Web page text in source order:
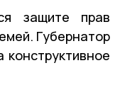
защите прав
Губернатор
конструктивное